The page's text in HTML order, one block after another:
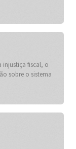
injustiça fiscal, o
sobre o sistema